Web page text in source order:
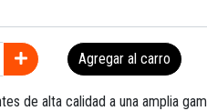
Agregar al carro
de alta calidad a una amplia